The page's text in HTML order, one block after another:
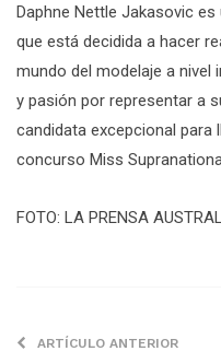
Daphne Nettle Jakasovic
que está decidida a hacer
mundo del modelaje a nivel
y pasión por representar a
candidata excepcional para
concurso Miss
FOTO: LA PRENSA
ARTÍCULO ANTERIOR